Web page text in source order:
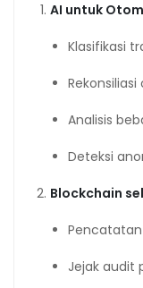
AI untuk
Klasifikasi
Analisis
Deteksi
Blockchain
Jejak audit